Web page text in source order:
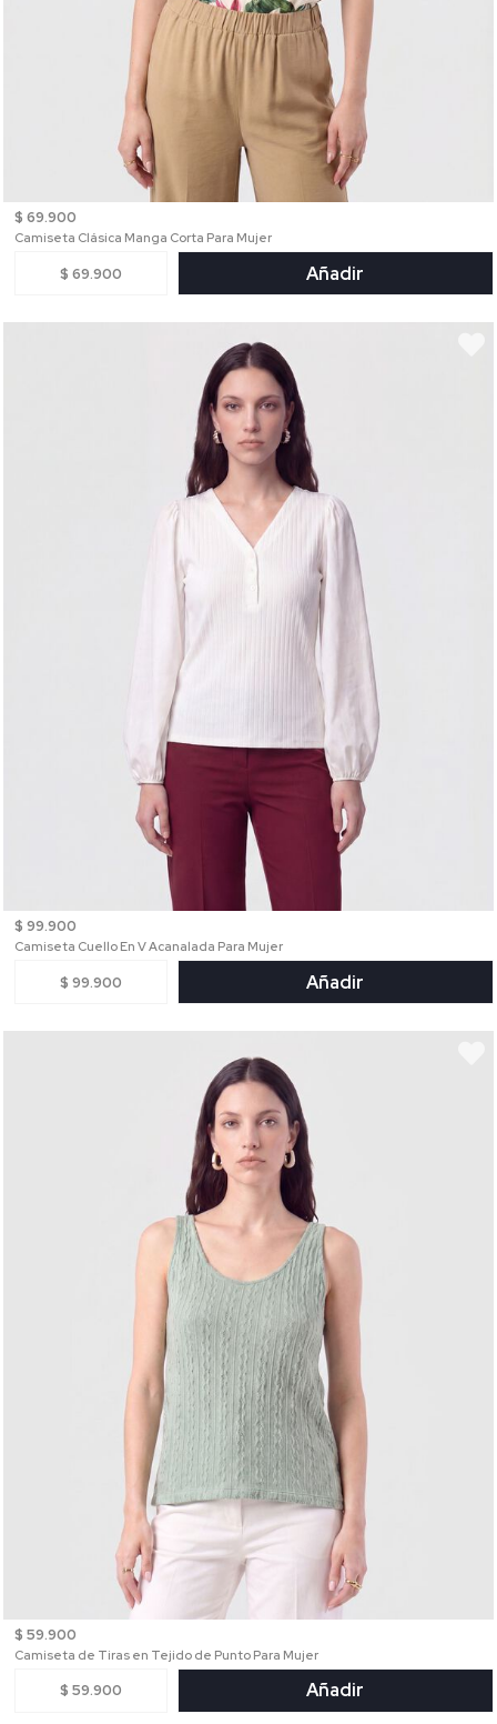
$ 69.900
Camiseta Clásica Manga Corta Para Mujer
$ 69.900 Añadir
$ 99.900
Camiseta Cuello En V Acanalada Para Mujer
$ 99.900 Añadir
$ 59.900
Camiseta de Tiras en Tejido de Punto Para Mujer
$ 59.900 Añadir